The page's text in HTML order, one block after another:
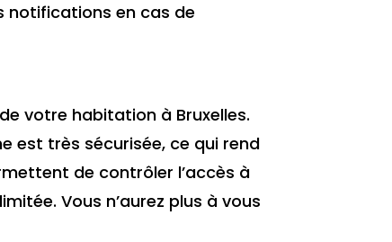
notifications en cas de
votre habitation à Bruxelles.
est très sécurisée, ce qui rend
de contrôler l’accès à
Vous n’aurez plus à vous